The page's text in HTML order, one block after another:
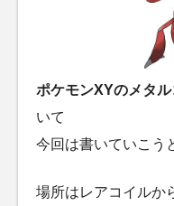
ポケモンXYのメタ
いて
今回は書いていこう
場所はレアコイルか